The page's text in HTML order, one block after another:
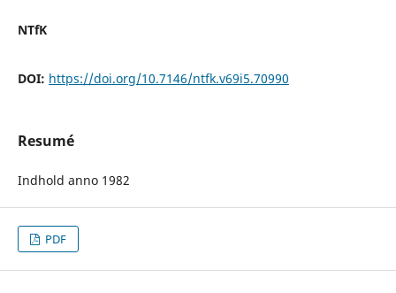
NTfK
DOI: https://doi.org/10.7146/ntfk.v69i5.70990
Resumé
Indhold anno 1982
PDF